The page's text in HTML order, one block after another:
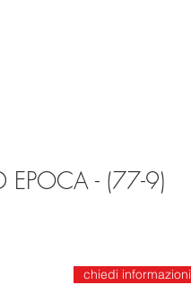
EPOCA - (77-9)
chiedi informazioni